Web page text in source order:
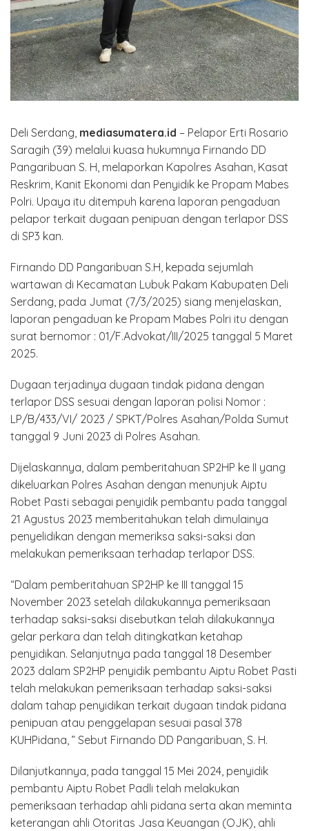
Deli Serdang, mediasumatera.id – Pelapor Erti Rosario
Saragih (39) melalui kuasa hukumnya Firnando DD
Pangaribuan S. H, melaporkan Kapolres Asahan, Kasat
Reskrim, Kanit Ekonomi dan Penyidik ke Propam Mabes
Polri. Upaya itu ditempuh karena laporan pengaduan
pelapor terkait dugaan penipuan dengan terlapor DSS
di SP3 kan.
Firnando DD Pangaribuan S.H, kepada sejumlah
wartawan di Kecamatan Lubuk Pakam Kabupaten Deli
Serdang, pada Jumat (7/3/2025) siang menjelaskan,
laporan pengaduan ke Propam Mabes Polri itu dengan
surat bernomor : 01/F.Advokat/III/2025 tanggal 5 Maret
2025.
Dugaan terjadinya dugaan tindak pidana dengan
terlapor DSS sesuai dengan laporan polisi Nomor :
LP/B/433/VI/ 2023 / SPKT/Polres Asahan/Polda Sumut
tanggal 9 Juni 2023 di Polres Asahan.
Dijelaskannya, dalam pemberitahuan SP2HP ke II yang
dikeluarkan Polres Asahan dengan menunjuk Aiptu
Robet Pasti sebagai penyidik pembantu pada tanggal
21 Agustus 2023 memberitahukan telah dimulainya
penyelidikan dengan memeriksa saksi-saksi dan
melakukan pemeriksaan terhadap terlapor DSS.
“Dalam pemberitahuan SP2HP ke III tanggal 15
November 2023 setelah dilakukannya pemeriksaan
terhadap saksi-saksi disebutkan telah dilakukannya
gelar perkara dan telah ditingkatkan ketahap
penyidikan. Selanjutnya pada tanggal 18 Desember
2023 dalam SP2HP penyidik pembantu Aiptu Robet Pasti
telah melakukan pemeriksaan terhadap saksi-saksi
dalam tahap penyidikan terkait dugaan tindak pidana
penipuan atau penggelapan sesuai pasal 378
KUHPidana, ” Sebut Firnando DD Pangaribuan, S. H.
Dilanjutkannya, pada tanggal 15 Mei 2024, penyidik
pembantu Aiptu Robet Padli telah melakukan
pemeriksaan terhadap ahli pidana serta akan meminta
keterangan ahli Otoritas Jasa Keuangan (OJK), ahli